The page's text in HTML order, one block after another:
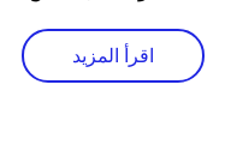
اقرأ المزيد